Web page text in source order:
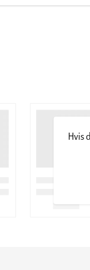
Hvis